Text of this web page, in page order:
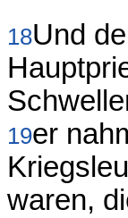
18Und
19er
waren,